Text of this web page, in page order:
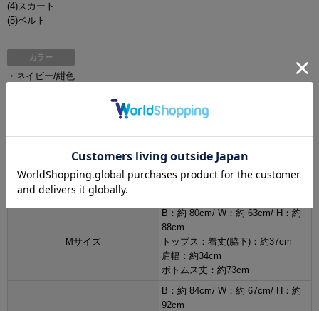
(4)スカート
(5)ベルト
カラー
・ネイビー/紺色
Sサイズ
B：約 76cm/ W：約 59cm/ H：約
トップス：着丈(脇下)：約35cm
肩幅：約33cm
Mサイズ
B：約 80cm/ W：約 63cm/ H：約
88cm
トップス：着丈(脇下)：約37cm
肩幅：約34cm
ボトムス丈：約73cm
B：約 84cm/ W：約 67cm/ H：約
92cm